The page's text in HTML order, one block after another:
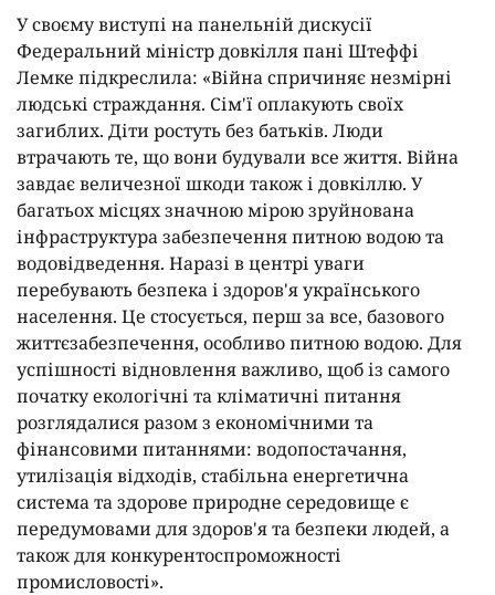
У своєму виступі на панельній дискусії
Федеральний міністр довкілля пані Штеффі
Лемке підкреслила: «Війна спричиняє незмірні
людські страждання. Сім'ї оплакують своїх
загиблих. Діти ростуть без батьків. Люди
втрачають те, що вони будували все життя. Війна
завдає величезної шкоди також і довкіллю. У
багатьох місцях значною мірою зруйнована
інфраструктура забезпечення питною водою та
водовідведення. Наразі в центрі уваги
перебувають безпека і здоров'я українського
населення. Це стосується, перш за все, базового
життєзабезпечення, особливо питною водою. Для
успішності відновлення важливо, щоб із самого
початку екологічні та кліматичні питання
розглядалися разом з економічними та
фінансовими питаннями: водопостачання,
утилізація відходів, стабільна енергетична
система та здорове природне середовище є
передумовами для здоров'я та безпеки людей, а
також для конкурентоспроможності
промисловості».